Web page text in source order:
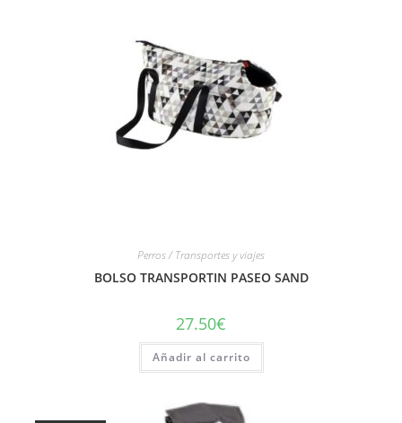
Perros / Transportes y viajes
BOLSO TRANSPORTIN PASEO SAND
27.50€
Añadir al carrito